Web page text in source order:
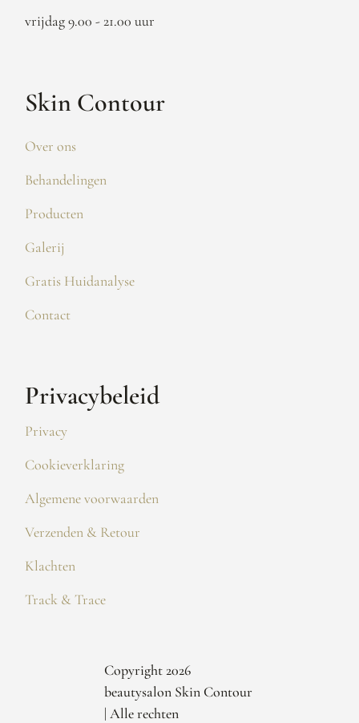
vrijdag 9.00 - 21.00 uur
Skin Contour
Over ons
Behandelingen
Producten
Galerij
Gratis Huidanalyse
Contact
Privacybeleid
Privacy
Cookieverklaring
Algemene voorwaarden
Verzenden & Retour
Klachten
Track & Trace
Copyright 2026
beautysalon Skin Contour
| Alle rechten